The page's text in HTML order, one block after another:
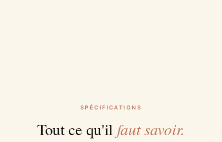
SPÉCIFICATIONS
Tout ce qu'il faut savoir.